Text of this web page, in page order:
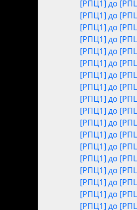
[РПЦ1] до
[РПЦ1] до
[РПЦ1] до
[РПЦ1] до
[РПЦ1] до
[РПЦ1] до
[РПЦ1] до
[РПЦ1] до
[РПЦ1] до
[РПЦ1] до
[РПЦ1] до
[РПЦ1] до
[РПЦ1] до
[РПЦ1] до
[РПЦ1] до
[РПЦ1] до
[РПЦ1] до
[РПЦ1] до